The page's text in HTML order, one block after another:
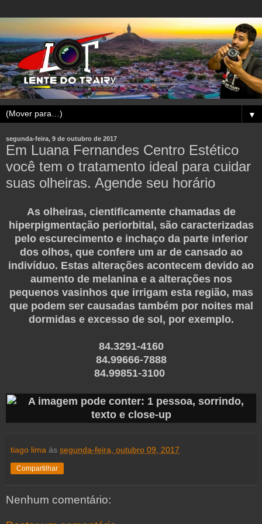
▼
segunda-feira, 9 de outubro de 2017
Em Luana Fernandes Centro Estético
você tem o tratamento ideal para cuidar
suas olheiras. Agende seu horário
As olheiras, cientificamente chamadas de
hiperpigmentação periorbital, são caracterizadas
pelo escurecimento e inchaço da parte inferior
dos olhos, que confere um ar de cansado ao
indivíduo. Estas alterações acontecem devido ao
aumento de melanina e a alterações nos
pequenos vasinhos que irrigam esta região, mas
que podem ser causadas também por noites mal
dormidas e excesso de sol, por exemplo.
84.3291-4160
84.99666-7888
84.99851-3100
tiago lima às segunda-feira, outubro 09, 2017
Compartilhar
Nenhum comentário: